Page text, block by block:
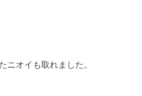
ニオイも取れました。